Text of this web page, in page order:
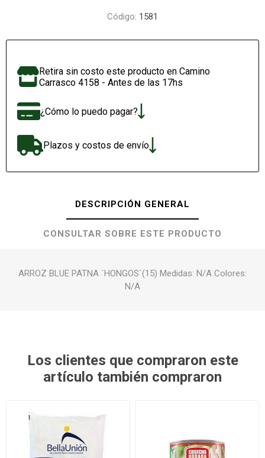
Código: 1581
Retira sin costo este producto en Camino
Carrasco 4158 - Antes de las 17hs
¿Cómo lo puedo pagar?
Plazos y costos de envío
DESCRIPCIÓN GENERAL
CONSULTAR SOBRE ESTE PRODUCTO
ARROZ BLUE PATNA ´HONGOS´(15) Medidas: N/A Colores:
N/A
Los clientes que compraron este
artículo también compraron